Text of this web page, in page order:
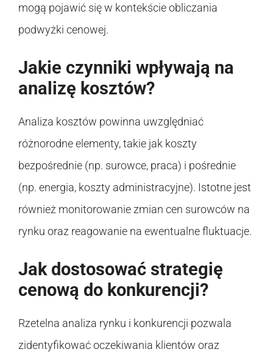
mogą pojawić się w kontekście obliczania
podwyżki cenowej.
Jakie czynniki wpływają na
analizę kosztów?
Analiza kosztów powinna uwzględniać
różnorodne elementy, takie jak koszty
bezpośrednie (np. surowce, praca) i pośrednie
(np. energia, koszty administracyjne). Istotne jest
również monitorowanie zmian cen surowców na
rynku oraz reagowanie na ewentualne fluktuacje.
Jak dostosować strategię
cenową do konkurencji?
Rzetelna analiza rynku i konkurencji pozwala
zidentyfikować oczekiwania klientów oraz